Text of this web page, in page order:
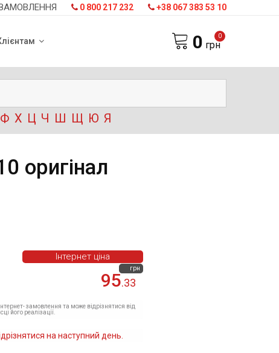
0 800 217 232 +38 067 383 53 10
0
0 грн
Ф Х Ц Ч Ш Щ Ю Я
оригінал
95.33
грн
Інтернет ціна
замовлення та може відрізнятися від
його реалізації.
на наступний день.